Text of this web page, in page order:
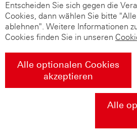
Entscheiden Sie sich gegen die
Cookies, dann wählen Sie bitte
ablehnen". Weitere Informationen
Cookies finden Sie in unseren
Alle optionalen Cookies
akzeptieren
Alle